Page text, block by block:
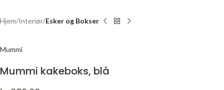
Hjem Interiør Esker og Bokser
Mummi
Mummi kakeboks, blå